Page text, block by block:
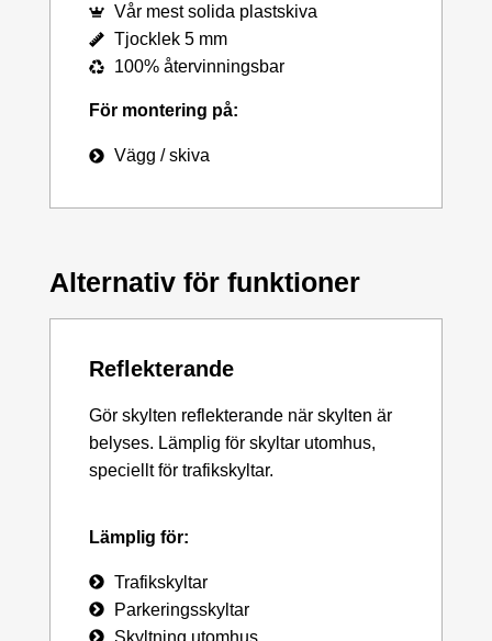
Vår mest solida plastskiva
Tjocklek 5 mm
100% återvinningsbar
För montering på:
Vägg / skiva
Alternativ för funktioner
Reflekterande
Gör skylten reflekterande när skylten är
belyses. Lämplig för skyltar utomhus,
speciellt för trafikskyltar.
Lämplig för:
Trafikskyltar
Parkeringsskyltar
Skyltning utomhus